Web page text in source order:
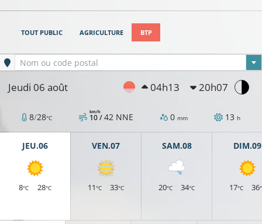
TOUT PUBLIC AGRICULTURE BTP
Ville sélectionnée
Nom ou code postal
Jeudi 06 août 04h13 20h07
8/28°C 10 /
km/h 42 NNE 0 mm 13 h
JEU.06
8°C 28°C
VEN.07
11°C 33°C
SAM.08
20°C 34°C
DIM.09
17°C 36